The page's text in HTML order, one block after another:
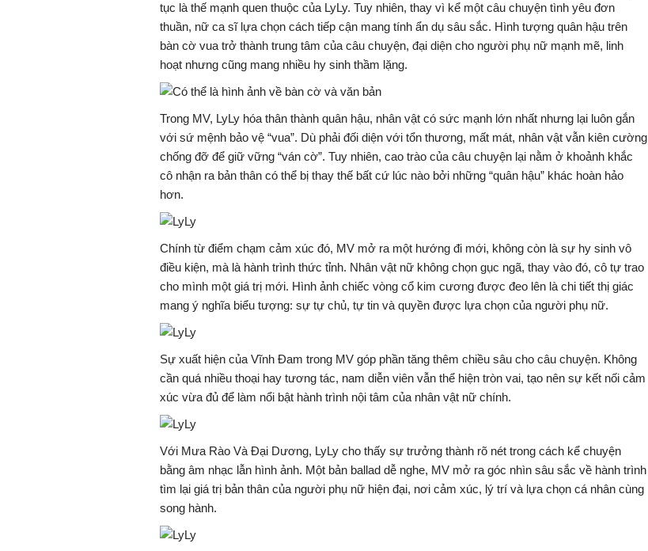
tục là thế mạnh quen thuộc của LyLy. Tuy nhiên, thay vì kể một câu chuyện tình yêu đơn
thuần, nữ ca sĩ lựa chọn cách tiếp cận mang tính ẩn dụ sâu sắc. Hình tượng quân hậu trên
bàn cờ vua trở thành trung tâm của câu chuyện, đại diện cho người phụ nữ mạnh mẽ, linh
hoạt nhưng cũng mang nhiều hy sinh thầm lặng.
Trong MV, LyLy hóa thân thành quân hậu, nhân vật có sức mạnh lớn nhất nhưng lại luôn gắn
với sứ mệnh bảo vệ “vua”. Dù phải đối diện với tổn thương, mất mát, nhân vật vẫn kiên cường
chống đỡ để giữ vững “ván cờ”. Tuy nhiên, cao trào của câu chuyện lại nằm ở khoảnh khắc
cô nhận ra bản thân có thể bị thay thế bất cứ lúc nào bởi những “quân hậu” khác hoàn hảo
hơn.
Chính từ điểm chạm cảm xúc đó, MV mở ra một hướng đi mới, không còn là sự hy sinh vô
điều kiện, mà là hành trình thức tỉnh. Nhân vật nữ không chọn gục ngã, thay vào đó, cô tự trao
cho mình một giá trị mới. Hình ảnh chiếc vòng cổ kim cương được đeo lên là chi tiết thị giác
mang ý nghĩa biểu tượng: sự tự chủ, tự tin và quyền được lựa chọn của người phụ nữ.
Sự xuất hiện của Vĩnh Đam trong MV góp phần tăng thêm chiều sâu cho câu chuyện. Không
cần quá nhiều thoại hay tương tác, nam diễn viên vẫn thể hiện tròn vai, tạo nên sự kết nối cảm
xúc vừa đủ để làm nổi bật hành trình nội tâm của nhân vật nữ chính.
Với Mưa Rào Và Đại Dương, LyLy cho thấy sự trưởng thành rõ nét trong cách kể chuyện
bằng âm nhạc lẫn hình ảnh. Một bản ballad dễ nghe, MV mở ra góc nhìn sâu sắc về hành trình
tìm lại giá trị bản thân của người phụ nữ hiện đại, nơi cảm xúc, lý trí và lựa chọn cá nhân cùng
song hành.